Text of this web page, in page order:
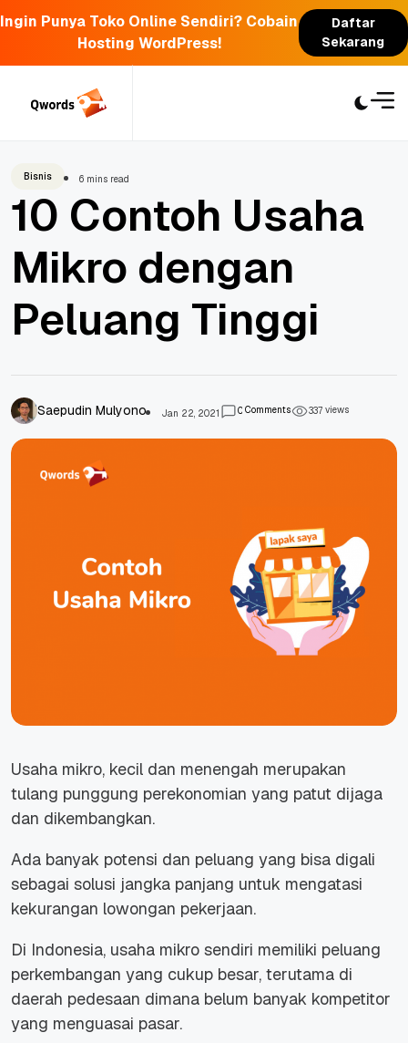
Ingin Punya Toko Online Sendiri? Cobain
Hosting WordPress!
Daftar
Sekarang
Bisnis 6 mins read
10 Contoh Usaha
Mikro dengan
Peluang Tinggi
Saepudin Mulyono Jan 22, 2021 0Comments 337views
Usaha mikro, kecil dan menengah merupakan
tulang punggung perekonomian yang patut dijaga
dan dikembangkan.
Ada banyak potensi dan peluang yang bisa digali
sebagai solusi jangka panjang untuk mengatasi
kekurangan lowongan pekerjaan.
Di Indonesia, usaha mikro sendiri memiliki peluang
perkembangan yang cukup besar, terutama di
daerah pedesaan dimana belum banyak kompetitor
yang menguasai pasar.